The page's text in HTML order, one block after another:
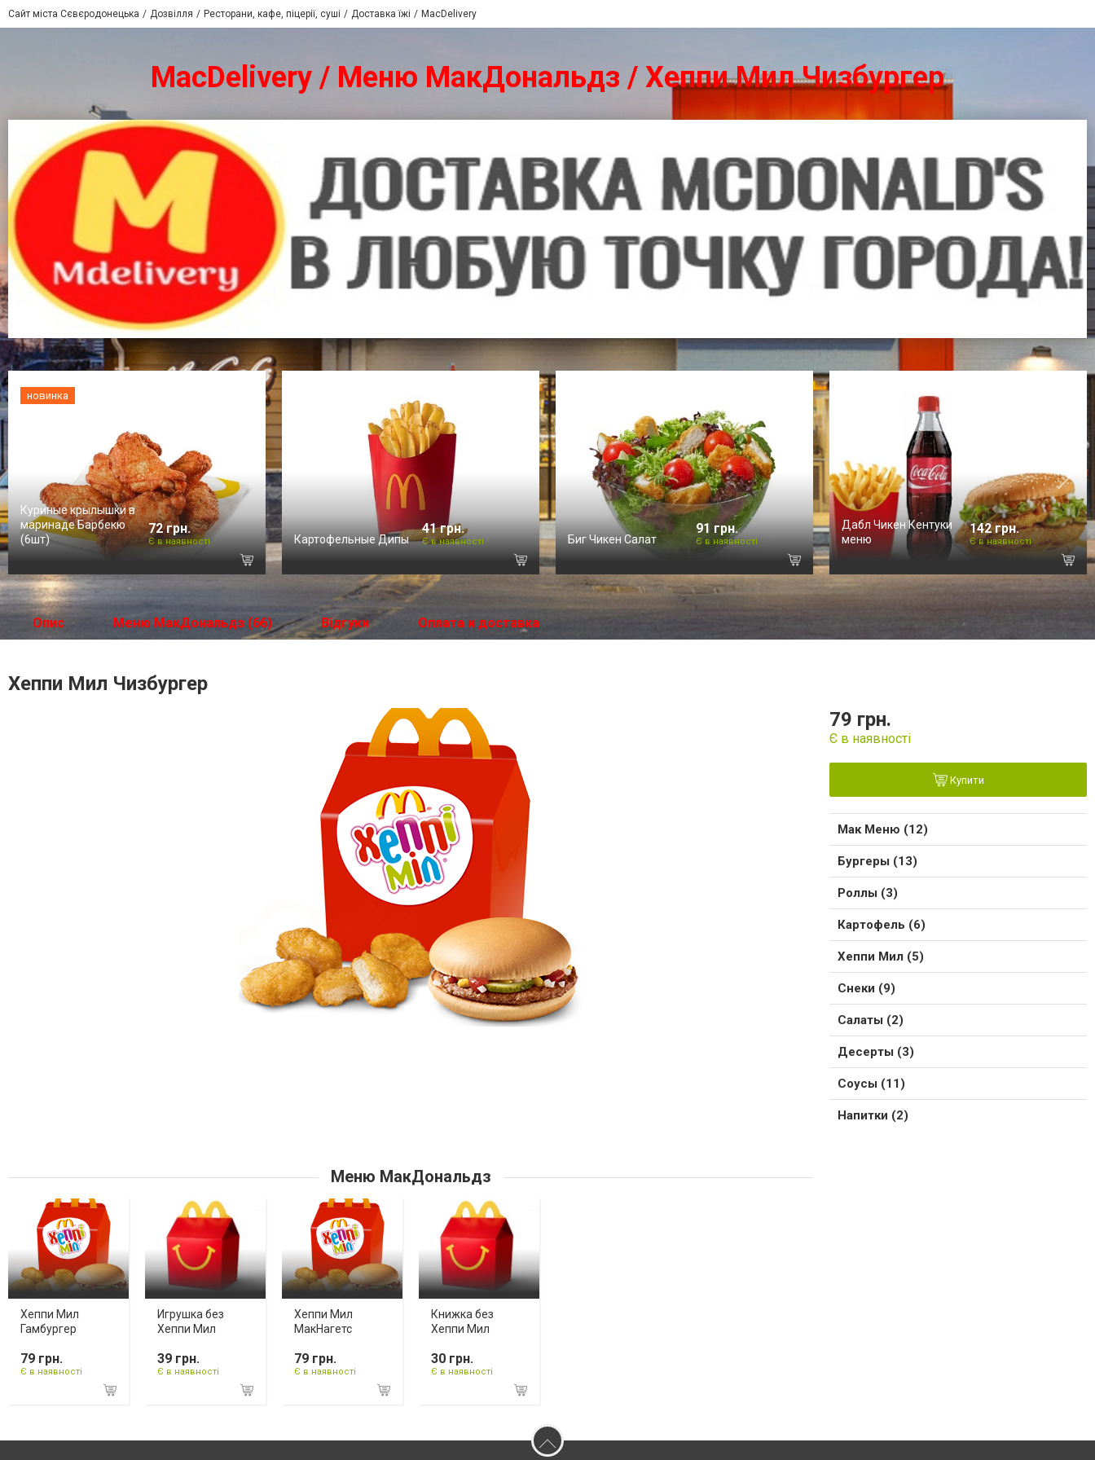
Сайт міста Сєвєродонецька Дозвілля Ресторани, кафе, піцерії, суші Доставка їжі MacDelivery
MacDelivery / Меню МакДональдз / Хеппи Мил Чизбургер
новинка
Куриные крылышки в
маринаде Барбекю
(6шт)
72 грн.
Є в наявності Картофельные Дипы
41 грн.
Є в наявності Биг Чикен Салат
91 грн.
Є в наявності
Дабл Чикен Кентуки
меню
142 грн.
Є в наявності
Опис Меню МакДональдз (66) Відгуки Оплата и доставка
Хеппи Мил Чизбургер
79 грн.
Є в наявності
Купити
Мак Меню (12)
Бургеры (13)
Роллы (3)
Картофель (6)
Хеппи Мил (5)
Снеки (9)
Салаты (2)
Десерты (3)
Соусы (11)
Напитки (2)
Меню МакДональдз
Хеппи Мил
Гамбургер
79 грн.
Є в наявності
Игрушка без
Хеппи Мил
39 грн.
Є в наявності
Хеппи Мил
МакНагетс
79 грн.
Є в наявності
Книжка без
Хеппи Мил
30 грн.
Є в наявності